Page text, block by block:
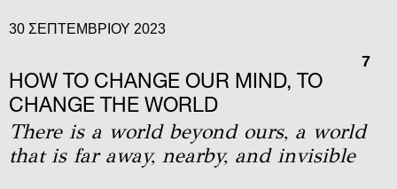
30 ΣΕΠΤΕΜΒΡΊΟΥ 2023
7
HOW TO CHANGE OUR MIND, TO
CHANGE THE WORLD
Τhere is a world beyond ours, a world
that is far away, nearby, and invisible